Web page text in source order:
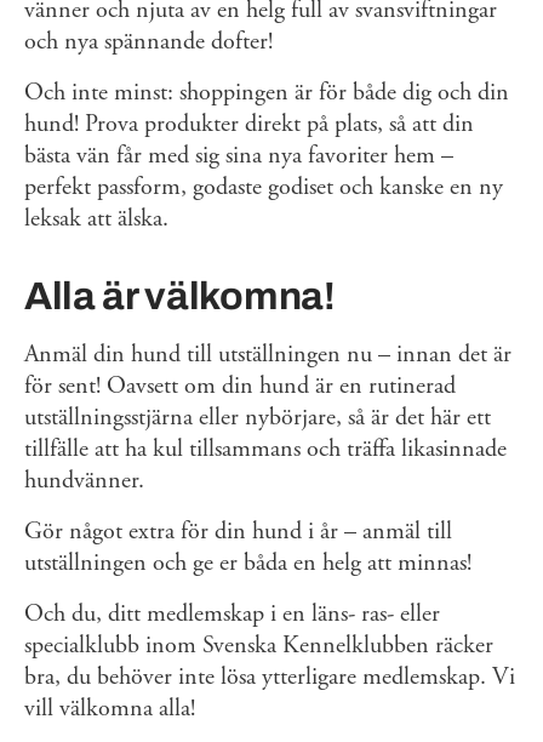
vänner och njuta av en helg full av svansviftningar
och nya spännande dofter!
Och inte minst: shoppingen är för både dig och din
hund! Prova produkter direkt på plats, så att din
bästa vän får med sig sina nya favoriter hem –
perfekt passform, godaste godiset och kanske en ny
leksak att älska.
Alla är välkomna!
Anmäl din hund till utställningen nu – innan det är
för sent! Oavsett om din hund är en rutinerad
utställningsstjärna eller nybörjare, så är det här ett
tillfälle att ha kul tillsammans och träffa likasinnade
hundvänner.
Gör något extra för din hund i år – anmäl till
utställningen och ge er båda en helg att minnas!
Och du, ditt medlemskap i en läns- ras- eller
specialklubb inom Svenska Kennelklubben räcker
bra, du behöver inte lösa ytterligare medlemskap. Vi
vill välkomna alla!